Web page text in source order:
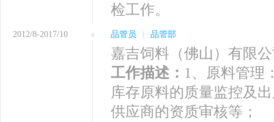
检工作。
2012/8-2017/10 品管员 品管部
嘉吉饲料（佛山）有限
工作描述： 1、原料管理
库存原料的质量监控及
供应商的资质审核等；